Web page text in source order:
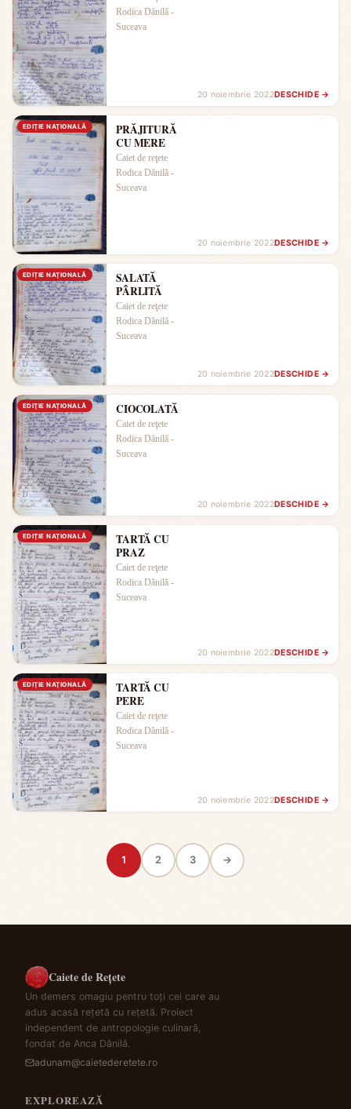
Rodica Dănilă -
Suceava
20 noiembrie 2022DESCHIDE →
EDIŢIE NAŢIONALĂ
PRĂJITURĂ
CU MERE
Caiet de reţete
Rodica Dănilă -
Suceava
20 noiembrie 2022DESCHIDE →
EDIŢIE NAŢIONALĂ
SALATĂ
PÂRLITĂ
Caiet de reţete
Rodica Dănilă -
Suceava
20 noiembrie 2022DESCHIDE →
EDIŢIE NAŢIONALĂ CIOCOLATĂ
Caiet de reţete
Rodica Dănilă -
Suceava
20 noiembrie 2022DESCHIDE →
EDIŢIE NAŢIONALĂ
TARTĂ CU
PRAZ
Caiet de reţete
Rodica Dănilă -
Suceava
20 noiembrie 2022DESCHIDE →
EDIŢIE NAŢIONALĂ
TARTĂ CU
PERE
Caiet de reţete
Rodica Dănilă -
Suceava
20 noiembrie 2022DESCHIDE →
1 2 3 →
Caiete de Rețete
Un demers omagiu pentru toți cei care au
adus acasă rețetă cu rețetă. Proiect
independent de antropologie culinară,
fondat de Anca Dănilă.
adunam@caietederetete.ro
EXPLOREAZĂ